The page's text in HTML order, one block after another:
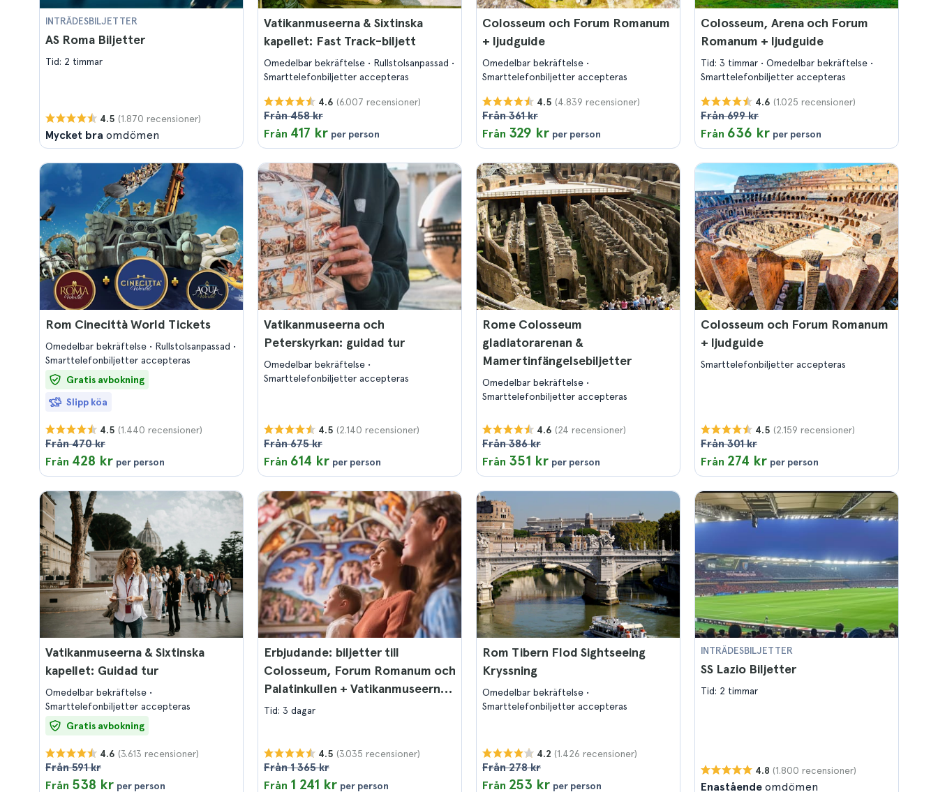
INTRÄDESBILJETTER
AS Roma Biljetter
Tid: 2 timmar
4.5 (1.870 recensioner)
Mycket bra omdömen
Vatikanmuseerna & Sixtinska
kapellet: Fast Track-biljett
Omedelbar bekräftelse
Rullstolsanpassad
Smarttelefonbiljetter accepteras
4.6 (6.007 recensioner)
Från 458 kr
Från 417 kr per person
Colosseum och Forum Romanum
+ ljudguide
Omedelbar bekräftelse
Smarttelefonbiljetter accepteras
4.5 (4.839 recensioner)
Från 361 kr
Från 329 kr per person
Colosseum, Arena och Forum
Romanum + ljudguide
Tid: 3 timmar
Omedelbar bekräftelse
Smarttelefonbiljetter accepteras
4.6 (1.025 recensioner)
Från 699 kr
Från 636 kr per person
Rom Cinecittà World Tickets
Omedelbar bekräftelse
Rullstolsanpassad
Smarttelefonbiljetter accepteras
Gratis avbokning
Slipp köa
4.5 (1.440 recensioner)
Från 470 kr
Från 428 kr per person
Vatikanmuseerna och
Peterskyrkan: guidad tur
Omedelbar bekräftelse
Smarttelefonbiljetter accepteras
4.5 (2.140 recensioner)
Från 675 kr
Från 614 kr per person
Rome Colosseum
gladiatorarenan &
Mamertinfängelsebiljetter
Omedelbar bekräftelse
Smarttelefonbiljetter accepteras
4.6 (24 recensioner)
Från 386 kr
Från 351 kr per person
Colosseum och Forum Romanum
+ ljudguide
Smarttelefonbiljetter accepteras
4.5 (2.159 recensioner)
Från 301 kr
Från 274 kr per person
Vatikanmuseerna & Sixtinska
kapellet: Guidad tur
Omedelbar bekräftelse
Smarttelefonbiljetter accepteras
Gratis avbokning
4.6 (3.613 recensioner)
Från 591 kr
Från 538 kr per person
Erbjudande: biljetter till
Colosseum, Forum Romanum och
Palatinkullen + Vatikanmuseerna
och Sixtinska kapellet.
Tid: 3 dagar
4.5 (3.035 recensioner)
Från 1 365 kr
Från 1 241 kr per person
Rom Tibern Flod Sightseeing
Kryssning
Omedelbar bekräftelse
Smarttelefonbiljetter accepteras
4.2 (1.426 recensioner)
Från 278 kr
Från 253 kr per person
INTRÄDESBILJETTER
SS Lazio Biljetter
Tid: 2 timmar
4.8 (1.800 recensioner)
Enastående omdömen